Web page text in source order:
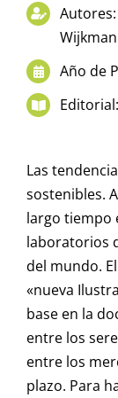
Wijkman
Año de
Las
sostenibles.
largo tiempo
laboratorios
del mundo.
«nueva
base en la
entre los
entre los
plazo. Para